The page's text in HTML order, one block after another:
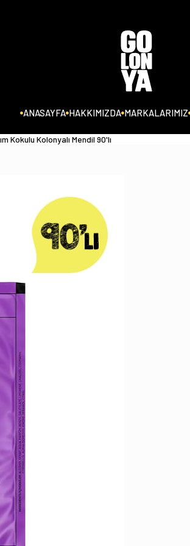
ANASAYFA HAKKIMIZDA MARKALARIMIZ
Kokulu Kolonyalı Mendil 90'lı